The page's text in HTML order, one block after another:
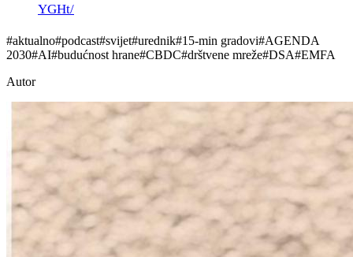
YGHt/
#aktualno#podcast#svijet#urednik#15-min gradovi#AGENDA
2030#AI#budućnost hrane#CBDC#drštvene mreže#DSA#EMFA
Autor